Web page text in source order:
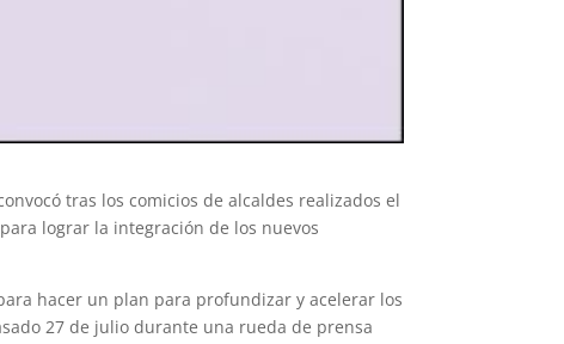
tras los comicios de alcaldes realizados el
lograr la integración de los nuevos
hacer un plan para profundizar y acelerar los
27 de julio durante una rueda de prensa